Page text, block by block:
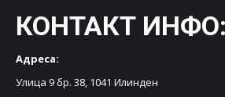
КОНТАКТ ИНФО:
Адреса:
Улица 9 бр. 38, 1041 Илинден